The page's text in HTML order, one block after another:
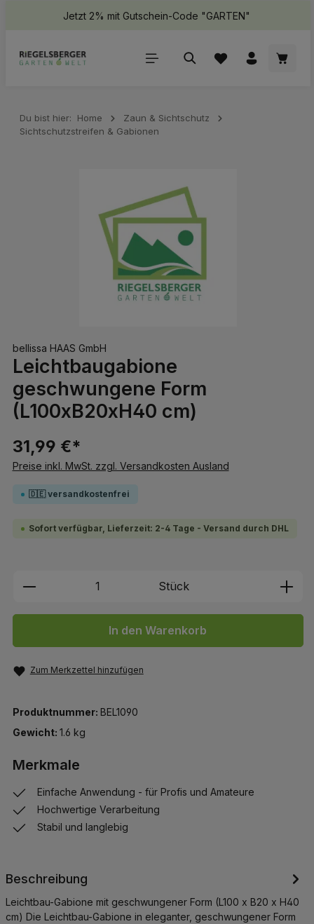
springenJetzt 2% mit Gutschein-Code "GARTEN"
Du bist hier: Home
Zaun & Sichtschutz
Sichtschutzstreifen & Gabionen
bellissa HAAS GmbH
Leichtbaugabione
geschwungene Form
(L100xB20xH40 cm)
31,99 €*
Preise inkl. MwSt. zzgl. Versandkosten Ausland
🇩🇪 versandkostenfrei
Sofort verfügbar, Lieferzeit: 2-4 Tage - Versand durch DHL
Produkt Anzahl: Gib den
Stück
In den Warenkorb
Zum Merkzettel hinzufügen
Produktnummer: BEL1090
Gewicht: 1.6 kg
Merkmale
Einfache Anwendung - für Profis und Amateure
Hochwertige Verarbeitung
Stabil und langlebig
Beschreibung
Leichtbau-Gabione mit geschwungener Form (L100 x B20 x H40
cm) Die Leichtbau-Gabione in eleganter, geschwungener Form